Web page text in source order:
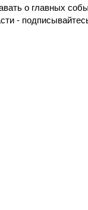
о главных
-